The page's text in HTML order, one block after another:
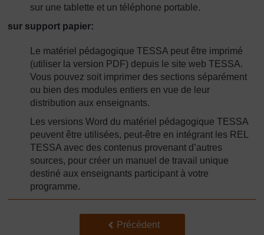
sur une tablette et un téléphone portable.
sur support papier:
Le matériel pédagogique TESSA peut être imprimé
(utiliser la version PDF) depuis le site web TESSA.
Vous pouvez soit imprimer des sections séparément
ou bien des modules entiers en vue de leur
distribution aux enseignants.
Les versions Word du matériel pédagogique TESSA
peuvent être utilisées, peut-être en intégrant les REL
TESSA avec des contenus provenant d’autres
sources, pour créer un manuel de travail unique
destiné aux enseignants participant à votre
programme.
Précédent
Précédent